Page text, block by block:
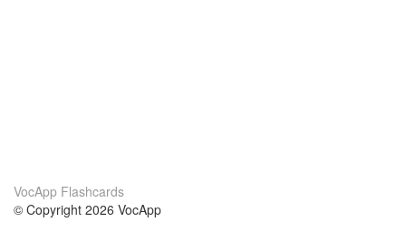
VocApp Flashcards
© Copyright 2026 VocApp